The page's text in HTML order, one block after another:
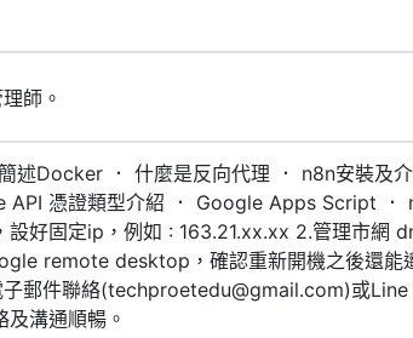
師。
述Docker ． 什麼是反向代理 ． n8n安裝及
憑證類型介紹 ． Google Apps Script ．
好固定ip，例如 : 163.21.xx.xx 2.管理市網
remote desktop，確認重新開機之後還
郵件聯絡(techproetedu@gmail.com)或
溝通順暢。